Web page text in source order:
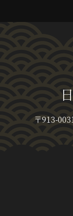
〒913-